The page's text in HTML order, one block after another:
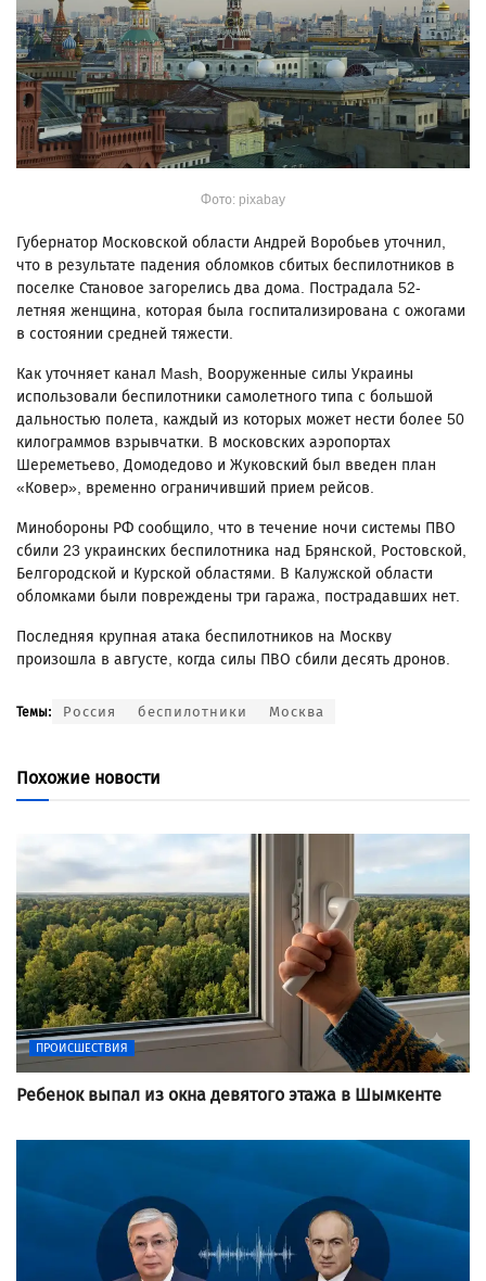
Фото: pixabay
Губернатор Московской области Андрей Воробьев уточнил,
что в результате падения обломков сбитых беспилотников в
поселке Становое загорелись два дома. Пострадала 52-
летняя женщина, которая была госпитализирована с ожогами
в состоянии средней тяжести.
Как уточняет канал Mash, Вооруженные силы Украины
использовали беспилотники самолетного типа с большой
дальностью полета, каждый из которых может нести более 50
килограммов взрывчатки. В московских аэропортах
Шереметьево, Домодедово и Жуковский был введен план
«Ковер», временно ограничивший прием рейсов.
Минобороны РФ сообщило, что в течение ночи системы ПВО
сбили 23 украинских беспилотника над Брянской, Ростовской,
Белгородской и Курской областями. В Калужской области
обломками были повреждены три гаража, пострадавших нет.
Последняя крупная атака беспилотников на Москву
произошла в августе, когда силы ПВО сбили десять дронов.
Темы: Россия беспилотники Москва
Похожие новости
ПРОИСШЕСТВИЯ
Ребенок выпал из окна девятого этажа в Шымкенте